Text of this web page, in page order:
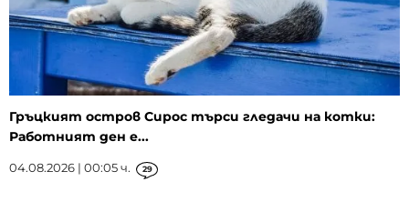
Гръцкият остров Сирос търси гледачи на котки:
Работният ден е...
04.08.2026 | 00:05 ч. 29